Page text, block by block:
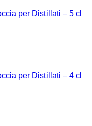
per Distillati – 5 cl
per Distillati – 4 cl